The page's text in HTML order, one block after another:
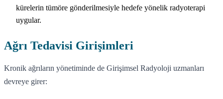
kürelerin tümöre gönderilmesiyle hedefe yönelik radyoterapi
uygular.
Ağrı Tedavisi Girişimleri
Kronik ağrıların yönetiminde de Girişimsel Radyoloji uzmanları
devreye girer: